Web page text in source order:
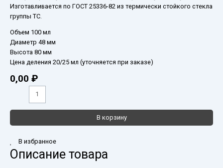
Изготавливается по ГОСТ 25336-82 из термически стойкого стекла
группы ТС.
Объем 100 мл
Диаметр 48 мм
Высота 80 мм
Цена деления 20/25 мл (уточняется при заказе)
0,00 ₽
В корзину
В избранное
Описание товара